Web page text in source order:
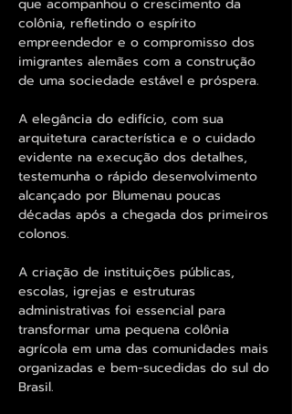
colônia, refletindo o espírito
empreendedor e o compromisso dos
imigrantes alemães com a construção
de uma sociedade estável e próspera.
A elegância do edifício, com sua
arquitetura característica e o cuidado
evidente na execução dos detalhes,
testemunha o rápido desenvolvimento
alcançado por Blumenau poucas
décadas após a chegada dos primeiros
colonos.
A criação de instituições públicas,
escolas, igrejas e estruturas
administrativas foi essencial para
transformar uma pequena colônia
agrícola em uma das comunidades mais
organizadas e bem-sucedidas do sul do
Brasil.